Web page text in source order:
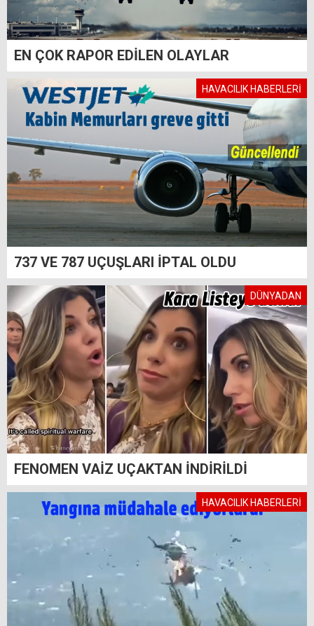
EN ÇOK RAPOR EDİLEN OLAYLAR
HAVACILIK HABERLERİ
737 VE 787 UÇUŞLARI İPTAL OLDU
DÜNYADAN
FENOMEN VAİZ UÇAKTAN İNDİRİLDİ
HAVACILIK HABERLERİ